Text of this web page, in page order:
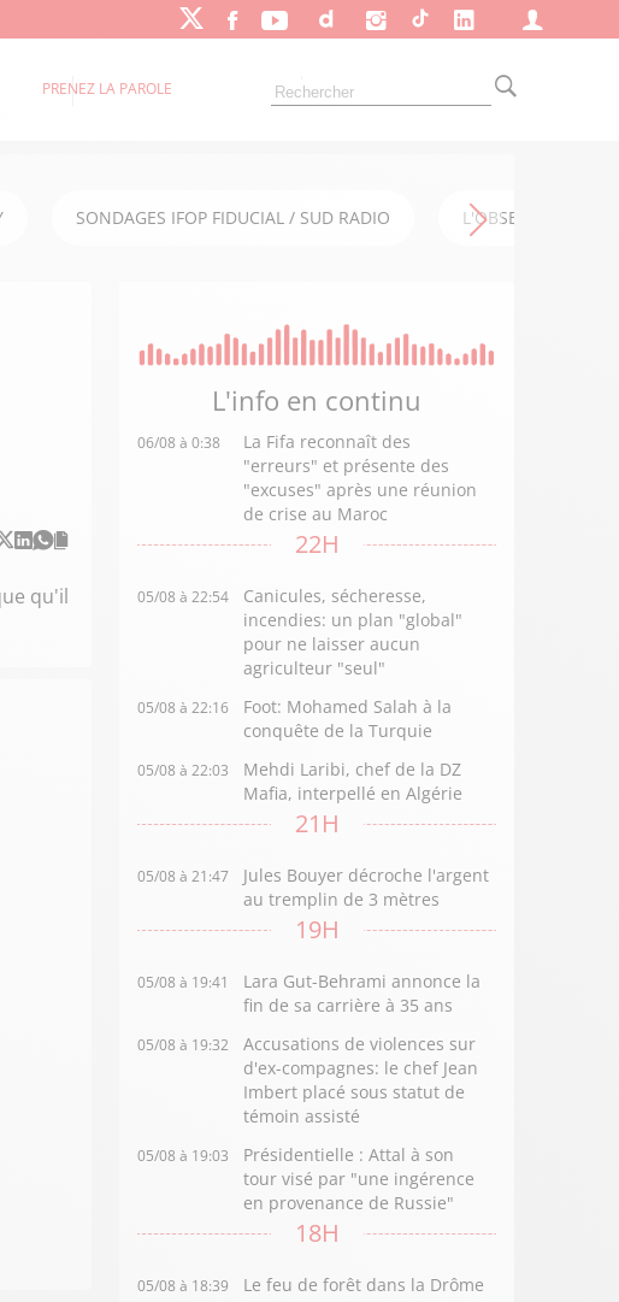
PRENEZ LA PAROLE
SONDAGES IFOP FIDUCIAL / SUD RADIO L'OBSERVATOIRE
qu'il
L'info en continu
06/08 à 0:38
La Fifa reconnaît des
"erreurs" et présente des
"excuses" après une réunion
de crise au Maroc
22H
05/08 à 22:54
Canicules, sécheresse,
incendies: un plan "global"
pour ne laisser aucun
agriculteur "seul"
05/08 à 22:16
Foot: Mohamed Salah à la
conquête de la Turquie
05/08 à 22:03
Mehdi Laribi, chef de la DZ
Mafia, interpellé en Algérie
21H
05/08 à 21:47
Jules Bouyer décroche l'argent
au tremplin de 3 mètres
19H
05/08 à 19:41
Lara Gut-Behrami annonce la
fin de sa carrière à 35 ans
05/08 à 19:32
Accusations de violences sur
d'ex-compagnes: le chef Jean
Imbert placé sous statut de
témoin assisté
05/08 à 19:03
Présidentielle : Attal à son
tour visé par "une ingérence
en provenance de Russie"
18H
05/08 à 18:39
Le feu de forêt dans la Drôme